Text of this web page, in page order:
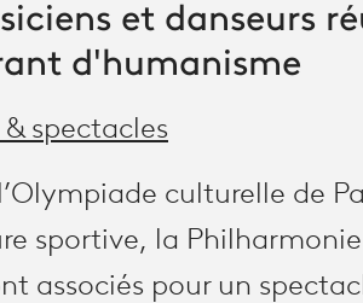
et danseurs
d'humanisme
spectacles
culturelle de
sportive, la
associés pour un